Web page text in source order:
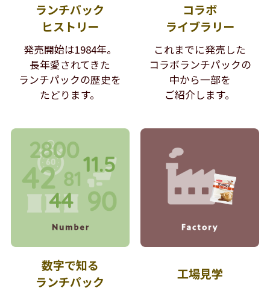
ランチパック
ヒストリー
発売開始は1984年。
長年愛されてきた
ランチパックの歴史を
たどります。
コラボ
ライブラリー
これまでに発売した
コラボランチパックの
中から一部を
ご紹介します。
数字で知る
ランチパック
工場見学